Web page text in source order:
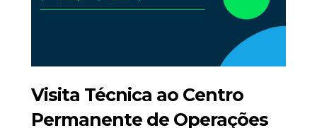
Visita Técnica ao Centro
Permanente de Operações